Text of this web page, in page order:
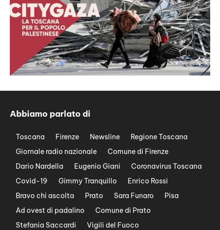
Abbiamo parlato di
Toscana Firenze Newsline
Regione Toscana
Giornale radio nazionale
Comune di Firenze
Dario Nardella
Eugenio Giani
Coronavirus Toscana
Covid-19
Gimmy Tranquillo
Enrico Rossi
Bravo chi ascolta
Prato Sara Funaro
Pisa
Ad ovest di padalino
Comune di Prato
Stefania Saccardi
Vigili del Fuoco